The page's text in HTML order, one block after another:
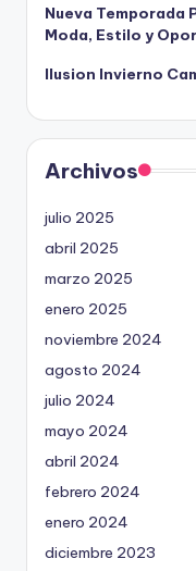
Nueva Temporada
Moda, Estilo y
Ilusion Invierno
Archivos
julio 2025
abril 2025
marzo 2025
enero 2025
noviembre 2024
agosto 2024
julio 2024
mayo 2024
abril 2024
febrero 2024
enero 2024
diciembre 2023